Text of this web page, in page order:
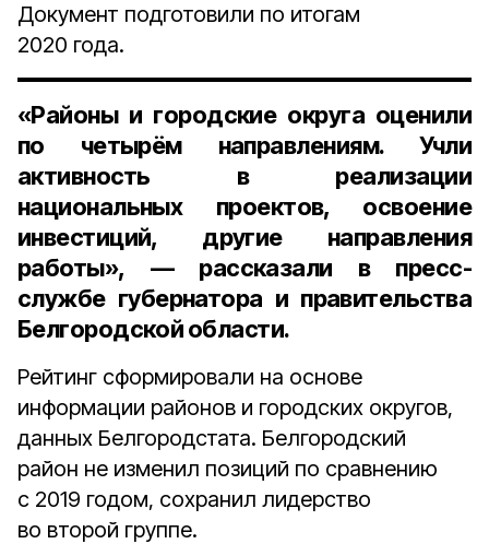
Документ подготовили по итогам
2020 года.
«Районы и городские округа оценили
по четырём направлениям. Учли
активность в реализации
национальных проектов, освоение
инвестиций, другие направления
работы», — рассказали в пресс-
службе губернатора и правительства
Белгородской области.
Рейтинг сформировали на основе
информации районов и городских округов,
данных Белгородстата. Белгородский
район не изменил позиций по сравнению
с 2019 годом, сохранил лидерство
во второй группе.